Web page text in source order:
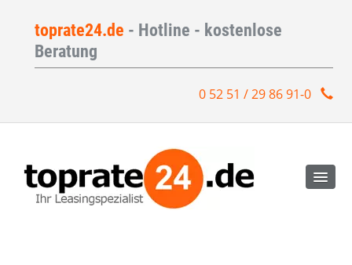
toprate24.de - Hotline - kostenlose
Beratung
0 52 51 / 29 86 91-0